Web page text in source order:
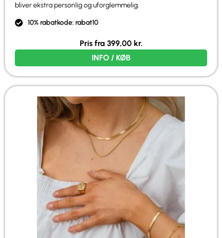
bliver ekstra personlig og uforglemmelig.
10% rabatkode: rabat10
Pris fra 399,00 kr.
INFO / KØB